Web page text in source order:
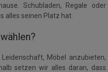
Schubladen, Regale oder
alles seinen Platz hat.
wählen?
Möbel anzubieten,
setzen wir alles daran, dass